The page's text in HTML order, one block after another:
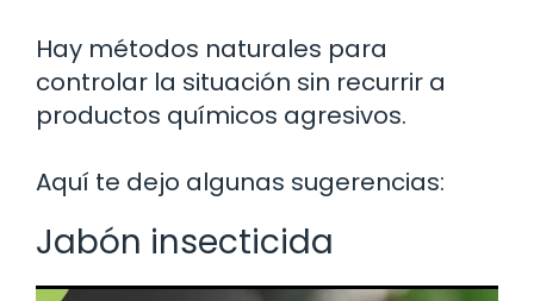
Hay métodos naturales para
controlar la situación sin recurrir a
productos químicos agresivos.
Aquí te dejo algunas sugerencias:
Jabón insecticida